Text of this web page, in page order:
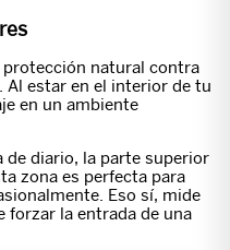
natural contra
estar en el interior de tu
en un ambiente
de diario, la parte superior
zona es perfecta para
Eso sí, mide
forzar la entrada de una